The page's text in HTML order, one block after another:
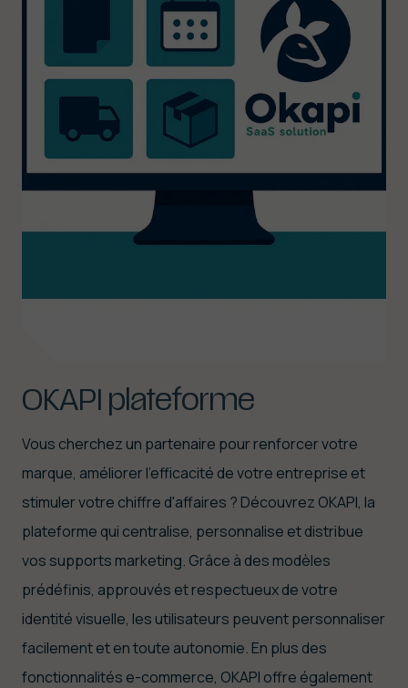
OKAPI plateforme
Vous cherchez un partenaire pour renforcer votre
marque, améliorer l'efficacité de votre entreprise et
stimuler votre chiffre d'affaires ? Découvrez OKAPI, la
plateforme qui centralise, personnalise et distribue
vos supports marketing. Grâce à des modèles
prédéfinis, approuvés et respectueux de votre
identité visuelle, les utilisateurs peuvent personnaliser
facilement et en toute autonomie. En plus des
fonctionnalités e-commerce, OKAPI offre également